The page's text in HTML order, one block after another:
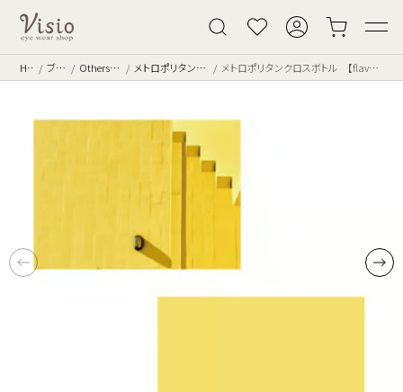
Home ブランド Others [その他] メトロポリタンクロスボトル メトロポリタンクロスボトル 【flavor】世界の壁6 FL30